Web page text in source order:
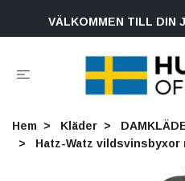
VÄLKOMMEN TILL DIN
Hem Kläder
Hatz-Watz vildsvinsbyxor